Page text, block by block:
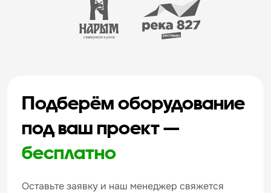
Подберём оборудование
под ваш проект —
бесплатно
Оставьте заявку и наш менеджер свяжется